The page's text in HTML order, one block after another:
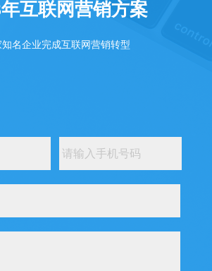
互联网营销方案
知名企业完成互联网营销转型